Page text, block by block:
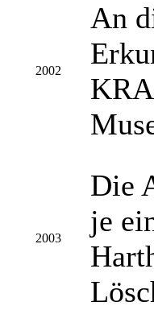
2002
An
2003
Die
je